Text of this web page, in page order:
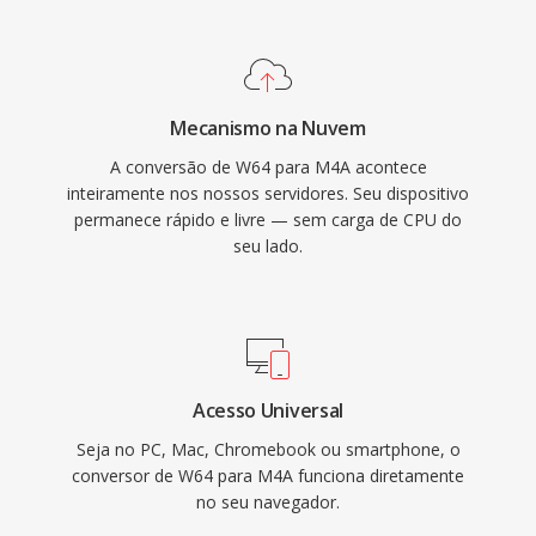
efficiency over older lossy codecs, rich
(artwork, chapters, lyrics), and dual-mode
flexibility serving both lossy and lossless
workflows.
Mecanismo na Nuvem
A conversão de W64 para M4A acontece
inteiramente nos nossos servidores. Seu dispositivo
permanece rápido e livre — sem carga de CPU do
seu lado.
Acesso Universal
Seja no PC, Mac, Chromebook ou smartphone, o
conversor de W64 para M4A funciona diretamente
no seu navegador.